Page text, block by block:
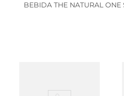
BEBIDA THE NATURAL